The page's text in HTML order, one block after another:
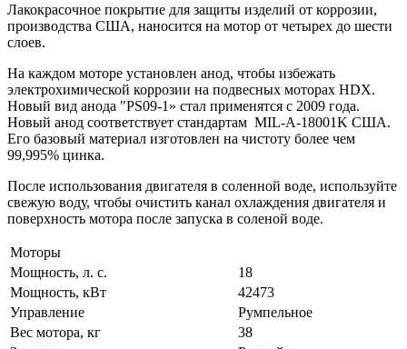
Лакокрасочное покрытие для защиты изделий от коррозии,
производства США, наносится на мотор от четырех до шести
слоев.
На каждом моторе установлен анод, чтобы избежать
электрохимической коррозии на подвесных моторах HDX.
Новый вид анода "PS09-1» стал применятся с 2009 года.
Новый анод соответствует стандартам MIL-A-18001K США.
Его базовый материал изготовлен на чистоту более чем
99,995% цинка.
После использования двигателя в соленной воде, используйте
свежую воду, чтобы очистить канал охлаждения двигателя и
поверхность мотора после запуска в соленой воде.
Моторы
Мощность, л. с.
18
Мощность, кВт
42473
Управление
Румпельное
Вес мотора, кг
38